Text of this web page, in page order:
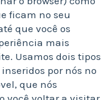
ficam no seu
que você os
mais
Usamos dois tipos
por nós no
que nós